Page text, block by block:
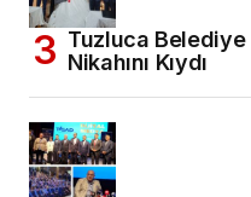
Tuzluca Belediye
Nikahını Kıydı